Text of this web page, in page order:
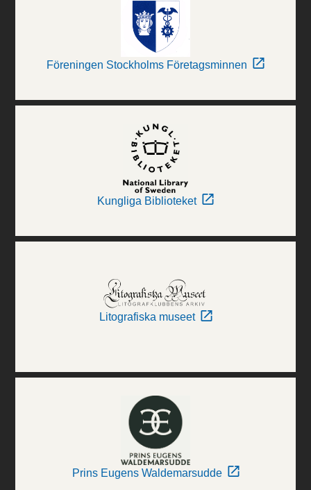
Föreningen Stockholms Företagsminnen
Kungliga Biblioteket
Litografiska museet
Prins Eugens Waldemarsudde